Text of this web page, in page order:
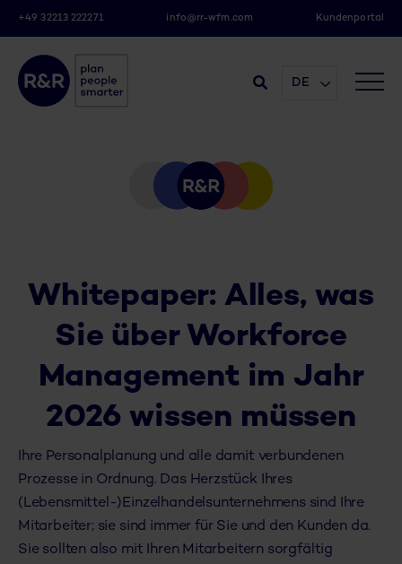
+49 32213 222271 info@rr-wfm.com Kundenportal
DE
Whitepaper: Alles, was
Sie über Workforce
Management im Jahr
2026 wissen müssen
Ihre Personalplanung und alle damit verbundenen
Prozesse in Ordnung. Das Herzstück Ihres
(Lebensmittel-)Einzelhandelsunternehmens sind Ihre
Mitarbeiter; sie sind immer für Sie und den Kunden da.
Sie sollten also mit Ihren Mitarbeitern sorgfältig